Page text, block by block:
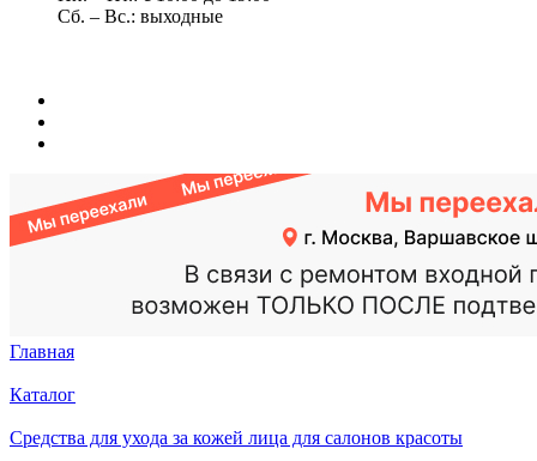
Сб. – Вс.: выходные
Главная
Каталог
Средства для ухода за кожей лица для салонов красоты